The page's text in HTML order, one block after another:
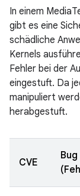
In einem
gibt es eine
schädliche
Kernels
Fehler bei der
eingestuft. Da
manipuliert
herabgestuft.
CVE
Bug